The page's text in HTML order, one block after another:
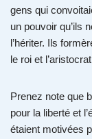
gens qui
un pouvoir qu’ils
l’hériter. Ils
le roi et
Prenez note que
pour la liberté et
étaient motivées